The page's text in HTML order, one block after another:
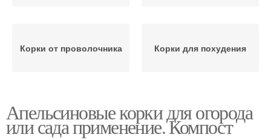
Корки от проволочника Корки для похудения
Апельсиновые корки для огорода
или сада применение. Компост